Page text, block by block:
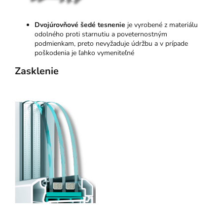
Dvojúrovňové šedé tesnenie je vyrobené z materiálu
odolného proti starnutiu a poveternostným
podmienkam, preto nevyžaduje údržbu a v prípade
poškodenia je ľahko vymeniteľné
Zasklenie